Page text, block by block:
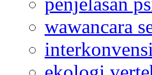
wawancara